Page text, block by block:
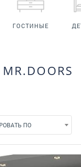
ГОСТИНЫЕ
ПО